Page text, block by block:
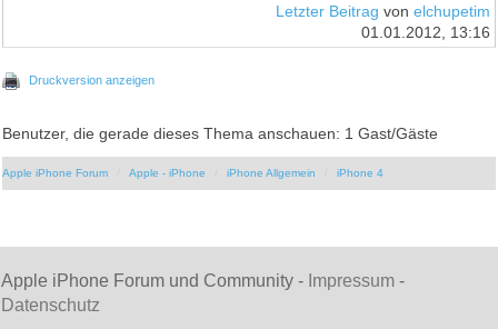
Letzter Beitrag von elchupetim
01.01.2012, 13:16
Druckversion anzeigen
Benutzer, die gerade dieses Thema anschauen: 1 Gast/Gäste
Apple iPhone Forum Apple - iPhone iPhone Allgemein iPhone 4
Apple iPhone Forum und Community - Impressum -
Datenschutz